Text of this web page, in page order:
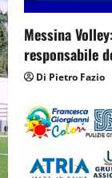
Messina
responsabile
Di Pietro Fazio